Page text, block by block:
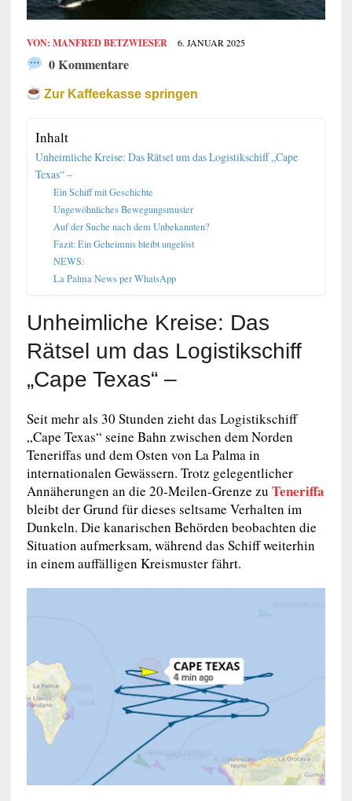
VON: MANFRED BETZWIESER 6. JANUAR 2025
0 Kommentare
Zur Kaffeekasse springen
Inhalt
Unheimliche Kreise: Das Rätsel um das Logistikschiff „Cape
Texas“ –
Ein Schiff mit Geschichte
Ungewöhnliches Bewegungsmuster
Auf der Suche nach dem Unbekannten?
Fazit: Ein Geheimnis bleibt ungelöst
NEWS:
La Palma News per WhatsApp
Unheimliche Kreise: Das
Rätsel um das Logistikschiff
„Cape Texas“ –
Seit mehr als 30 Stunden zieht das Logistikschiff
„Cape Texas“ seine Bahn zwischen dem Norden
Teneriffas und dem Osten von La Palma in
internationalen Gewässern. Trotz gelegentlicher
Annäherungen an die 20-Meilen-Grenze zu Teneriffa
bleibt der Grund für dieses seltsame Verhalten im
Dunkeln. Die kanarischen Behörden beobachten die
Situation aufmerksam, während das Schiff weiterhin
in einem auffälligen Kreismuster fährt.